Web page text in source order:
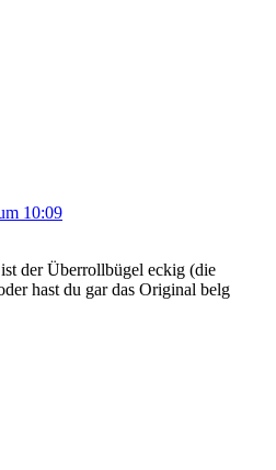
10:09
der Überrollbügel eckig (die
hast du gar das Original belg